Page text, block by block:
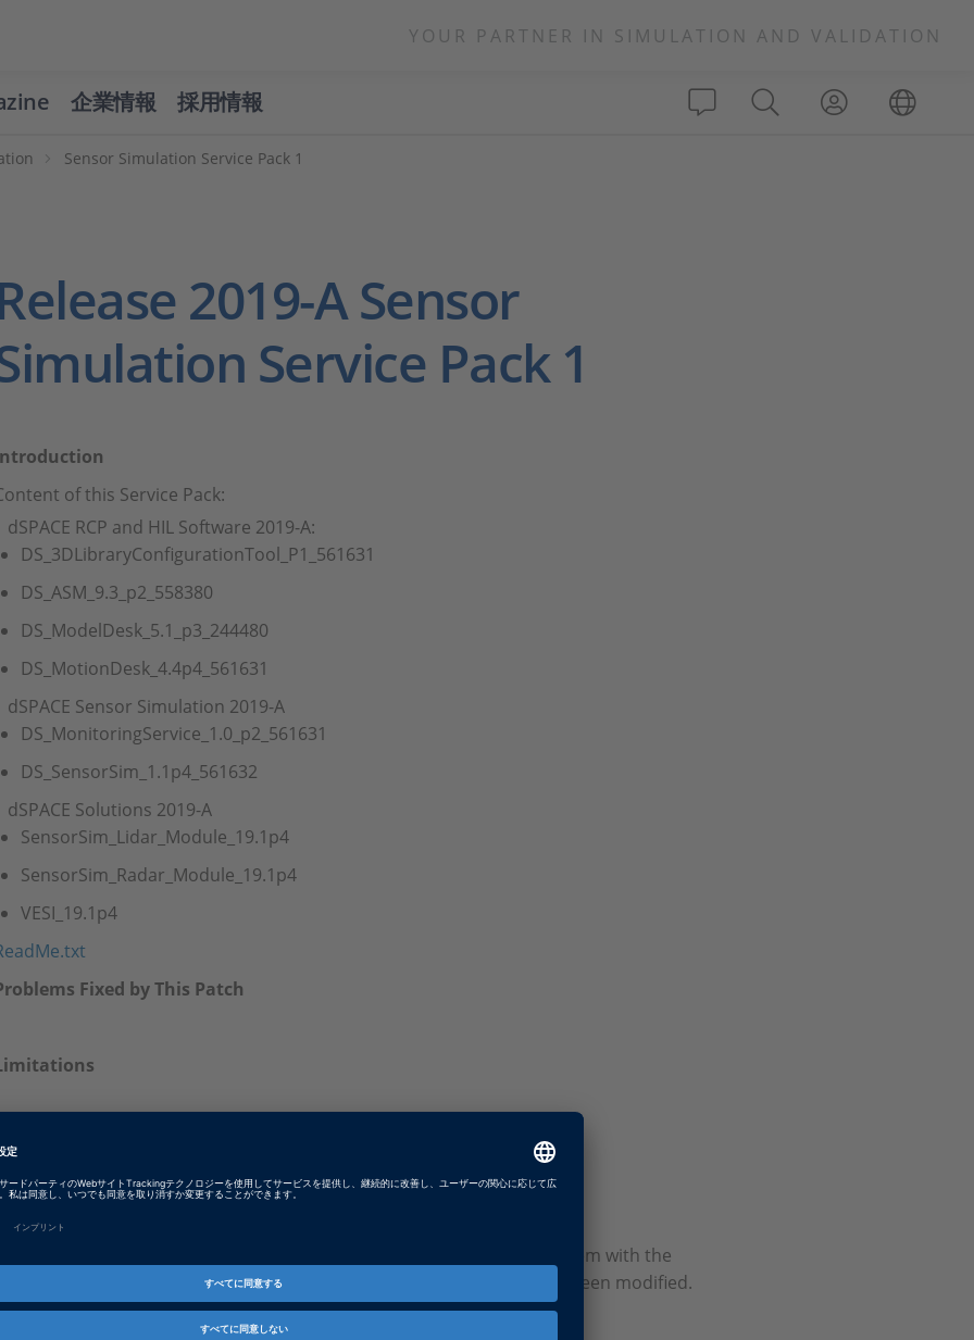
YOUR PARTNER IN SIMULATION AND VALIDATION
企業情報 採用情報
Sensor Simulation Service Pack 1
2019-A Sensor
Service Pack 1
of this Service Pack:
dSPACE RCP and HIL Software 2019-A:
DS_3DLibraryConfigurationTool_P1_561631
DS_ASM_9.3_p2_558380
DS_ModelDesk_5.1_p3_244480
DS_MotionDesk_4.4p4_561631
dSPACE Sensor Simulation 2019-A
DS_MonitoringService_1.0_p2_561631
DS_SensorSim_1.1p4_561632
dSPACE Solutions 2019-A
SensorSim_Lidar_Module_19.1p4
SensorSim_Radar_Module_19.1p4
VESI_19.1p4
Fixed by This Patch
Notes & Download
A_ServicePack_1_v2.exe
Features Guide
setup file was replaced 2020-03-24 (v2) because of a sporadic problem with the
of the contained patches. The contained patches have
been modified.